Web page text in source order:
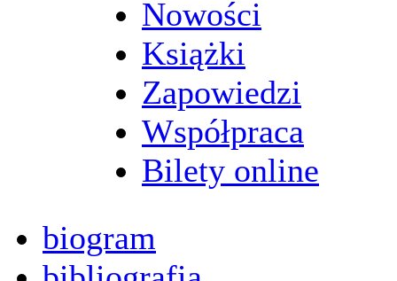
Nowości
Książki
Zapowiedzi
Współpraca
Bilety online
biogram